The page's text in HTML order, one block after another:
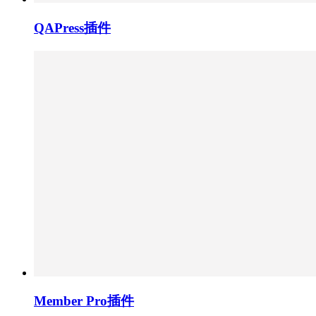
QAPress插件
Member Pro插件